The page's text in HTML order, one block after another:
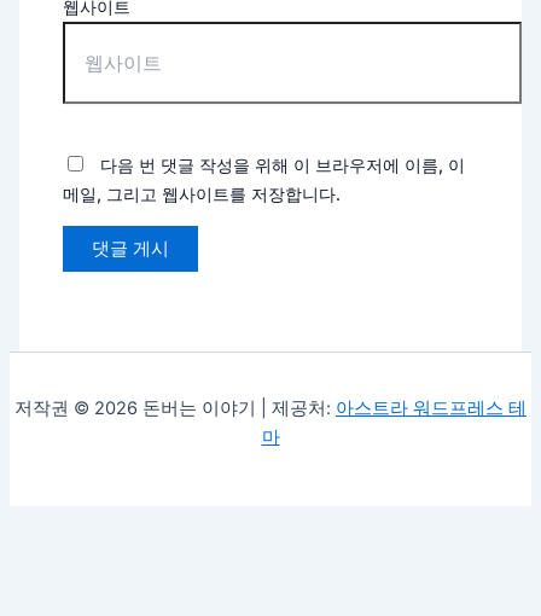
웹사이트
다음 번 댓글 작성을 위해 이 브라우저에 이름, 이
메일, 그리고 웹사이트를 저장합니다.
저작권 © 2026 돈버는 이야기 | 제공처: 아스트라 워드프레스 테
마